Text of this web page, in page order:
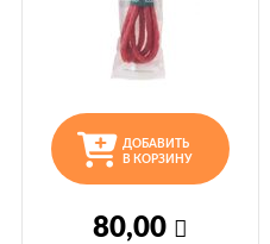
ДОБАВИТЬ
В КОРЗИНУ
80,00